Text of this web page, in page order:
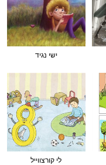
ישי נגיד
לי קורצווייל